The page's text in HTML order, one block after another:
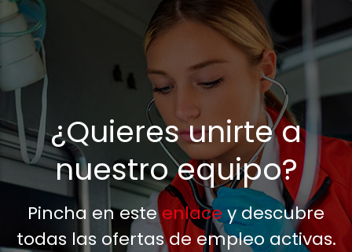
¿Quieres unirte a
nuestro equipo?
Pincha en esteenlace y descubre
todas las ofertas de empleo activas.